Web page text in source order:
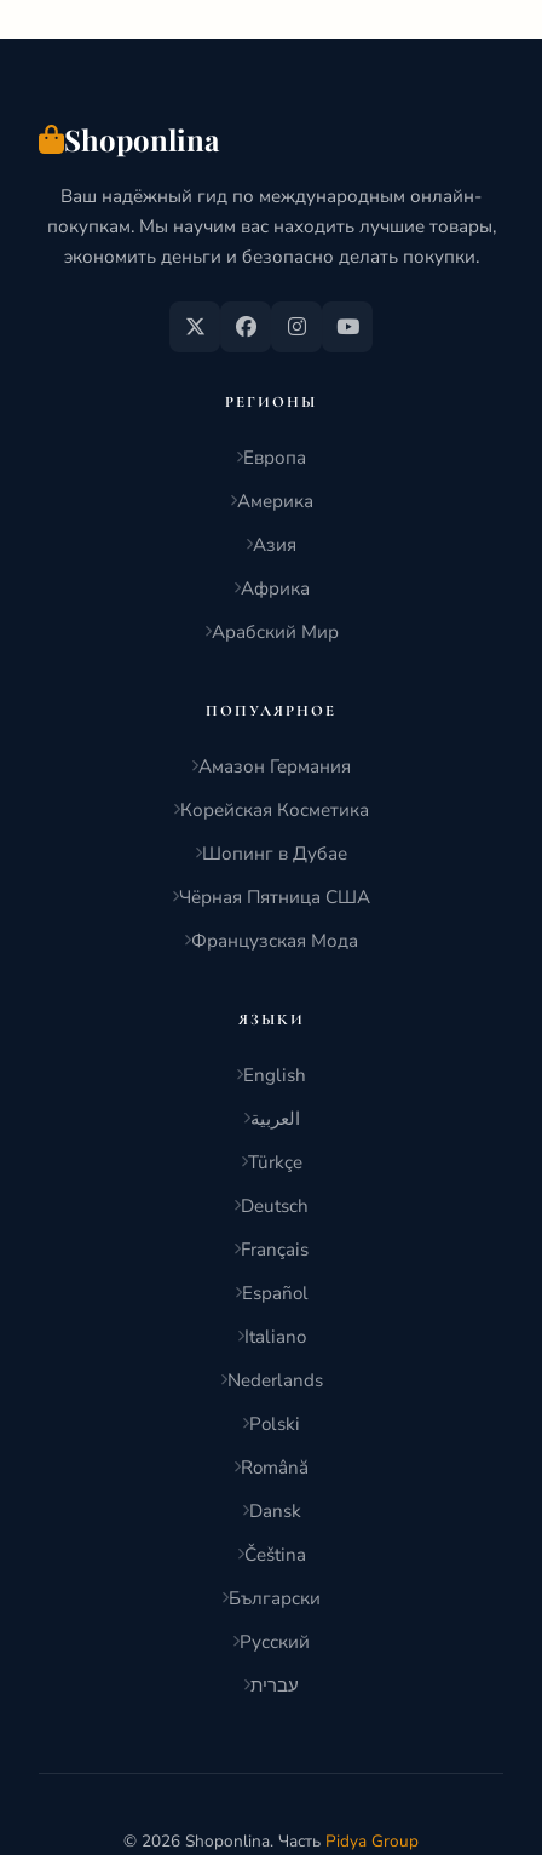
2026)
Shoponlina
Ваш надёжный гид по международным онлайн-
покупкам. Мы научим вас находить лучшие товары,
экономить деньги и безопасно делать покупки.
РЕГИОНЫ
Европа
Америка
Азия
Африка
Арабский Мир
ПОПУЛЯРНОЕ
Амазон Германия
Корейская Косметика
Шопинг в Дубае
Чёрная Пятница США
Французская Мода
ЯЗЫКИ
English
العربية
Türkçe
Deutsch
Français
Español
Italiano
Nederlands
Polski
Română
Dansk
Čeština
Български
Русский
עברית
© 2026 Shoponlina. Часть Pidya Group